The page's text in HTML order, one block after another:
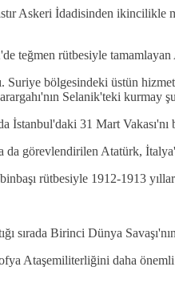
Askeri İdadisinden
teğmen rütbesiyle
Suriye bölgesindeki üstün
Selanik'teki kurmay
31 Mart Vakası'nı
görevlendirilen Atatürk,
rütbesiyle 1912-1913
sırada Birinci Dünya
Ataşemiliterliğini daha